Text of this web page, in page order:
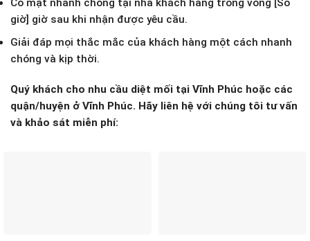
Có mặt nhanh chóng tại nhà khách hàng trong vòng [Số
giờ] giờ sau khi nhận được yêu cầu.
Giải đáp mọi thắc mắc của khách hàng một cách nhanh
chóng và kịp thời.
Quý khách cho nhu cầu diệt mối tại Vĩnh Phúc hoặc các
quận/huyện ở Vĩnh Phúc. Hãy liên hệ với chúng tôi tư vấn
và khảo sát miễn phí: